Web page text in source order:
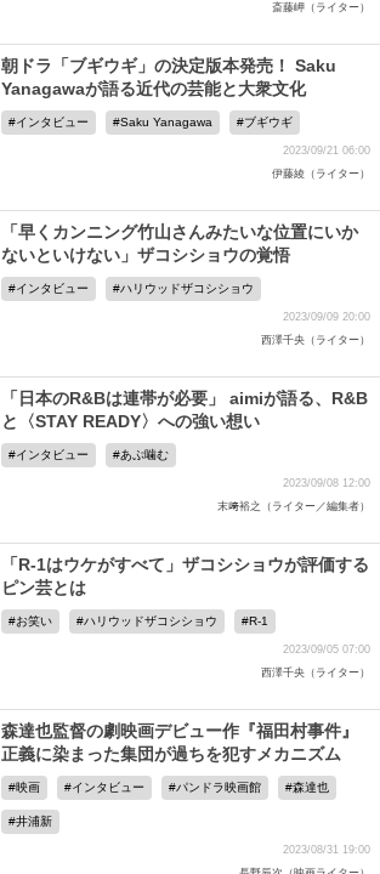
斎藤岬（ライター）
朝ドラ「ブギウギ」の決定版本発売！ Saku
Yanagawaが語る近代の芸能と大衆文化
インタビュー Saku Yanagawa ブギウギ
2023/09/21 06:00
伊藤綾（ライター）
「早くカンニング竹山さんみたいな位置にいか
ないといけない」ザコシショウの覚悟
インタビュー ハリウッドザコシショウ
2023/09/09 20:00
西澤千央（ライター）
「日本のR&Bは連帯が必要」 aimiが語る、R&B
と〈STAY READY〉への強い想い
インタビュー あぷ噛む
2023/09/08 12:00
末﨑裕之（ライター／編集者）
「R-1はウケがすべて」ザコシショウが評価する
ピン芸とは
お笑い ハリウッドザコシショウ R-1
2023/09/05 07:00
西澤千央（ライター）
森達也監督の劇映画デビュー作『福田村事件』
正義に染まった集団が過ちを犯すメカニズム
映画 インタビュー パンドラ映画館 森達也
井浦新
2023/08/31 19:00